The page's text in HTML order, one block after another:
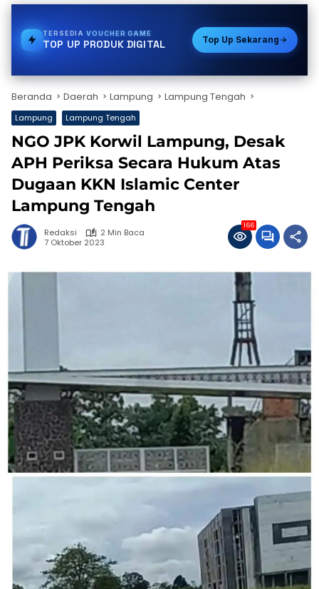
TERSEDIAGAS
TOP UP PRODUK DIGITAL Top Up Sekarang
Beranda Daerah Lampung Lampung Tengah
Lampung Lampung Tengah
NGO JPK Korwil Lampung, Desak
APH Periksa Secara Hukum Atas
Dugaan KKN Islamic Center
Lampung Tengah
Redaksi
2 Min Baca
7 Oktober 2023
166